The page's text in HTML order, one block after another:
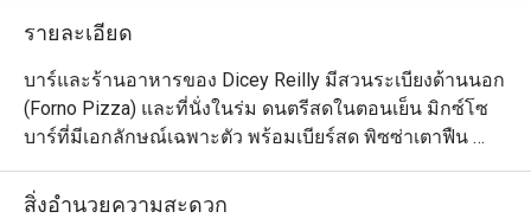
รายละเอียด
บาร์และร้านอาหารของ Dicey Reilly มีสวนระเบียงด้านนอก
(Forno Pizza) และที่นั่งในร่ม ดนตรีสดในตอนเย็น มิกซ์โซ
บาร์ที่มีเอกลักษณ์เฉพาะตัว พร้อมเบียร์สด พิซซ่าเตาฟืน
ของกินเล่น ของว่าง บรรยากาศเป็นกันเอง มีไหวพริบ และ
เป็นกันเอง ทุกวัน เวลา 11.00 น. ถึง เที่ยงคืน
สิ่งอำนวยความสะดวก